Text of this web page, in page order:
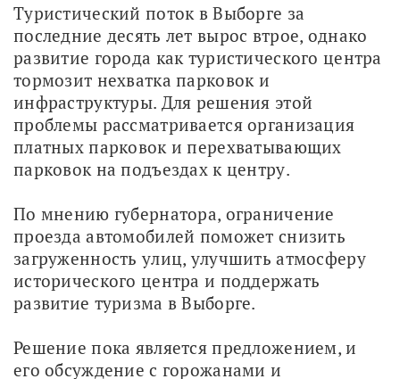
Туристический поток в Выборге за
последние десять лет вырос втрое, однако
развитие города как туристического центра
тормозит нехватка парковок и
инфраструктуры. Для решения этой
проблемы рассматривается организация
платных парковок и перехватывающих
парковок на подъездах к центру.
По мнению губернатора, ограничение
проезда автомобилей поможет снизить
загруженность улиц, улучшить атмосферу
исторического центра и поддержать
развитие туризма в Выборге.
Решение пока является предложением, и
его обсуждение с горожанами и